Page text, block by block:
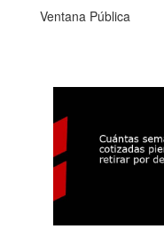
Ventana Pública